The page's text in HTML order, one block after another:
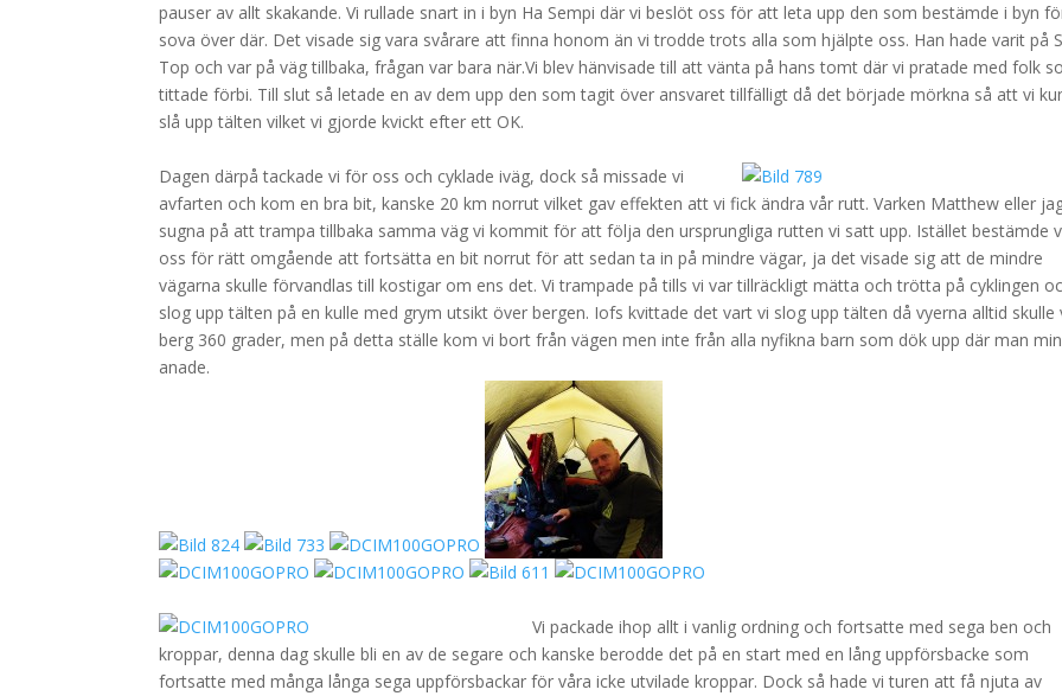
pauser av allt skakande. Vi rullade snart in i byn Ha Sempi där vi beslöt oss för att leta upp den som bestämde i byn
sova över där. Det visade sig vara svårare att finna honom än vi trodde trots alla som hjälpte oss. Han hade varit på
Top och var på väg tillbaka, frågan var bara när.Vi blev hänvisade till att vänta på hans tomt där vi pratade med folk
tittade förbi. Till slut så letade en av dem upp den som tagit över ansvaret tillfälligt då det började mörkna så att vi
slå upp tälten vilket vi gjorde kvickt efter ett OK.
Dagen därpå tackade vi för oss och cyklade iväg, dock så missade vi
avfarten och kom en bra bit, kanske 20 km norrut vilket gav effekten att vi fick ändra vår rutt. Varken Matthew eller
sugna på att trampa tillbaka samma väg vi kommit för att följa den ursprungliga rutten vi satt upp. Istället bestämde
oss för rätt omgående att fortsätta en bit norrut för att sedan ta in på mindre vägar, ja det visade sig att de mindre
vägarna skulle förvandlas till kostigar om ens det. Vi trampade på tills vi var tillräckligt mätta och trötta på cyklingen
slog upp tälten på en kulle med grym utsikt över bergen. Iofs kvittade det vart vi slog upp tälten då vyerna alltid skulle
berg 360 grader, men på detta ställe kom vi bort från vägen men inte från alla nyfikna barn som dök upp där man
anade.
Vi packade ihop allt i vanlig ordning och fortsatte med sega ben och
kroppar, denna dag skulle bli en av de segare och kanske berodde det på en start med en lång uppförsbacke som
fortsatte med många långa sega uppförsbackar för våra icke utvilade kroppar. Dock så hade vi turen att få njuta av